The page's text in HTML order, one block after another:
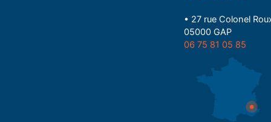
• 27 rue Colonel
05000 GAP
06 75 81 05 85